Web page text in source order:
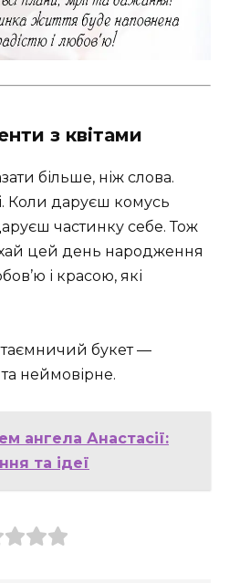
з квітами
більше, ніж слова.
Коли даруєш комусь
частинку себе. Тож
цей день народження
і красою, які
букет —
неймовірне.
ангела Анастасії:
та ідеї